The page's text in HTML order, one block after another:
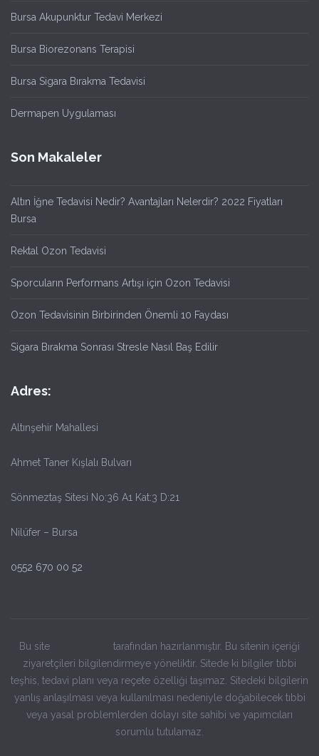
Bursa Akupunktur Tedavi Merkezi
Bursa Biorezonans Terapisi
Bursa Sigara Bırakma Tedavisi
Dermapen Uygulaması
Son Makaleler
Altın İğne Tedavisi Nedir? Avantajları Nelerdir? 2022 Fiyatları
Bursa
Rektal Ozon Tedavisi
Sporcuların Performans Artışı için Ozon Tedavisi
Ozon Tedavisinin Birbirinden Önemli 10 Faydası
Sigara Bırakma Sonrası Stresle Nasıl Baş Edilir
Adres:
Altınşehir Mahallesi
Ahmet Taner Kışlalı Bulvarı
Sönmeztaş Sitesi No:36 A1 Kat:3 D:21
Nilüfer – Bursa
0552 670 00 52
Bu site
tarafından hazırlanmıştır. Bu sitenin içeriği
ziyaretçileri bilgilendirmeye yöneliktir. Sitede ki bilgiler tıbbi
teşhis, tedavi planı veya reçete özelliği taşımaz. Sitedeki bilgilerin
yanlış anlaşılması veya kullanılması nedeniyle doğabilecek tıbbi
veya yasal problemlerden dolayı site sahibi ve yapımcıları
sorumlu tutulamaz.